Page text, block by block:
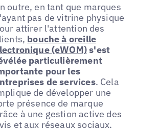
outre, en tant que marques
pas de vitrine physique
attirer l'attention des
bouche à oreille
(eWOM)s'est
particulièrement
pour les
de services. Cela
de développer une
présence de marque
à une gestion active des
et aux réseaux sociaux.